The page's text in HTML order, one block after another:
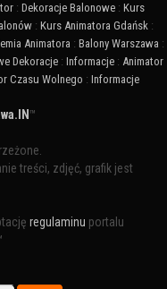
: Dekoracje Balonowe : Kurs
: Kurs Animatora Gdańsk :
Animatora : Balony Warszawa :
Dekoracje : Informacje : Animator
Czasu Wolnego : Informacje
™
treści, zdjęć, grafik jest
regulaminu portalu